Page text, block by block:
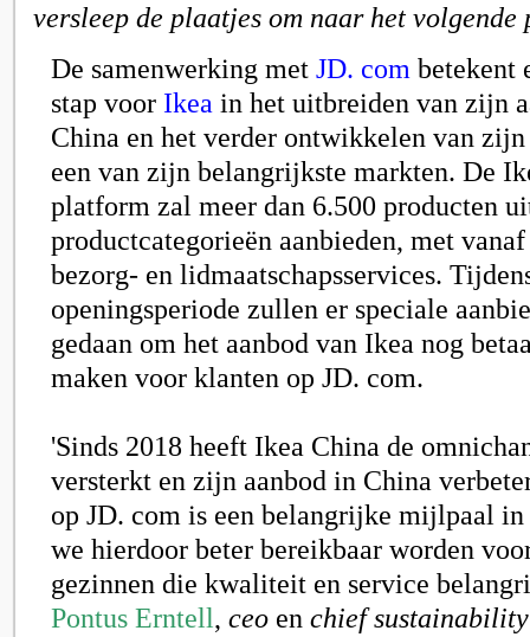
versleep de plaatjes om naar het
De samenwerking met JD. com betekent
stap voor Ikea in het uitbreiden van zijn
China en het verder ontwikkelen van
een van zijn belangrijkste markten. De
platform zal meer dan 6.500 producten
productcategorieën aanbieden, met
bezorg- en lidmaatschapsservices.
openingsperiode zullen er speciale
gedaan om het aanbod van Ikea nog
maken voor klanten op JD. com.
'Sinds 2018 heeft Ikea China de
versterkt en zijn aanbod in China
op JD. com is een belangrijke mijlpaal
we hierdoor beter bereikbaar worden
gezinnen die kwaliteit en service
Pontus Erntell, ceo en chief